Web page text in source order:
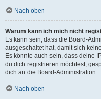
Nach oben
Warum kann ich mich nicht
Es kann sein, dass die Board-
ausgeschaltet hat, damit sich
Es könnte auch sein, dass deine
du dich registrieren möchtest,
dich an die Board-Administration.
Nach oben